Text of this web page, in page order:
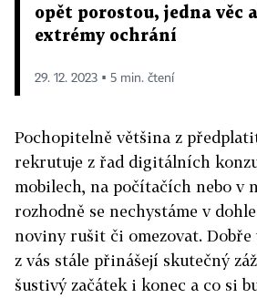
opět porostou, jedna věc
extrémy ochrání
29. 12. 2023 ▪ 5 min. čtení
Pochopitelně většina z
rekrutuje z řad digitálních
mobilech, na počítačích nebo v
rozhodně se nechystáme v
noviny rušit či omezovat. Dobře
z vás stále přinášejí skutečný
šustivý začátek i konec a co si